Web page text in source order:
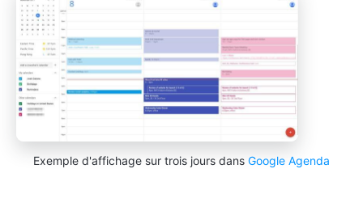
Exemple d'affichage sur trois jours dans Google Agenda